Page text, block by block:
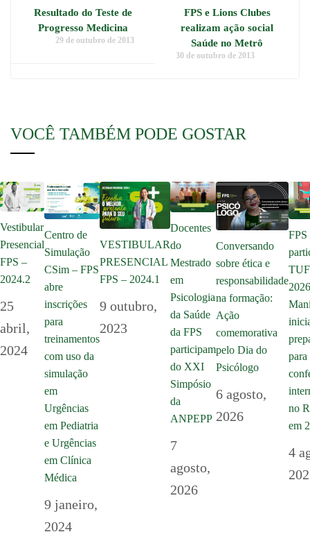
Resultado do Teste de
Progresso Medicina
29 de outubro de 2013
FPS e Lions Clubes
realizam ação social
Saúde no Metrô
30 de outubro de 2013
VOCÊ TAMBÉM PODE GOSTAR
Vestibular
Presencial
FPS –
2024.2
25
abril,
2024
Centro de
Simulação
CSim – FPS
abre
inscrições
para
treinamentos
com uso da
simulação
em
Urgências
em Pediatria
e Urgências
em Clínica
Médica
9 janeiro,
2024
VESTIBULAR
PRESENCIAL
FPS – 2024.1
9 outubro,
2023
Docentes
do
Mestrado
em
Psicologia
da Saúde
da FPS
participam
do XXI
Simpósio
da
ANPEPP
7
agosto,
2026
Conversando
sobre ética e
responsabilidade
na formação:
Ação
comemorativa
pelo Dia do
Psicólogo
6 agosto,
2026
FPS
para
no
em
4